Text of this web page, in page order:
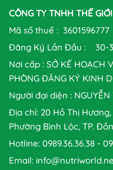
CÔNG TY TNHH THẾ
Mã số thuế : 3601596777
Đăng Ký Lần Đầu : 30-
Nơi cấp : SỞ KẾ HOẠCH
PHÒNG ĐĂNG KÝ KINH
Người đại diện : NGUYỄN
Địa chỉ: 20 Hồ Thị
Phường Bình Lộc, TP.
Hotline: 0989.36.36.38 -
Email: